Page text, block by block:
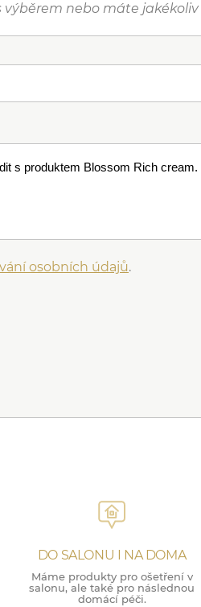
výběrem nebo máte
osobních údajů.
DO SALONU I NA DOMA
Máme produkty pro ošetření v
salonu, ale také pro následnou
domácí péči.